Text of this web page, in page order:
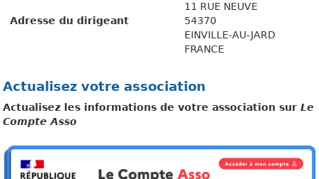
Adresse du dirigeant
11 RUE NEUVE
54370
EINVILLE-AU-JARD
FRANCE
Actualisez votre association
Actualisez les informations de votre association surLe
Compte Asso